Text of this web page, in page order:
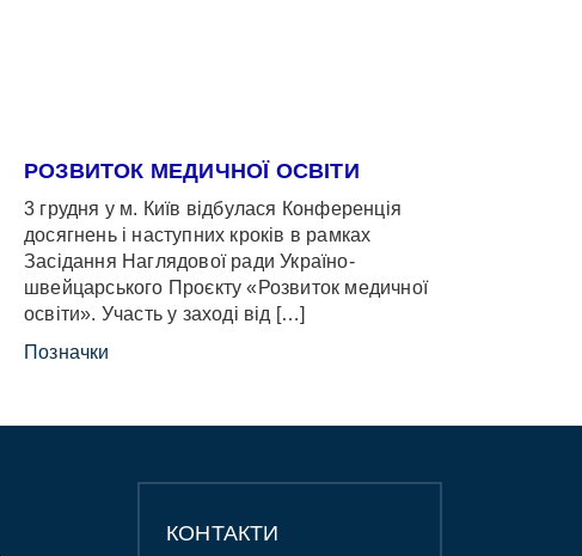
РОЗВИТОК МЕДИЧНОЇ ОСВІТИ
3 грудня у м. Київ відбулася Конференція
досягнень і наступних кроків в рамках
Засідання Наглядової ради Україно-
швейцарського Проєкту «Розвиток медичної
освіти». Участь у заході від […]
Позначки
КОНТАКТИ